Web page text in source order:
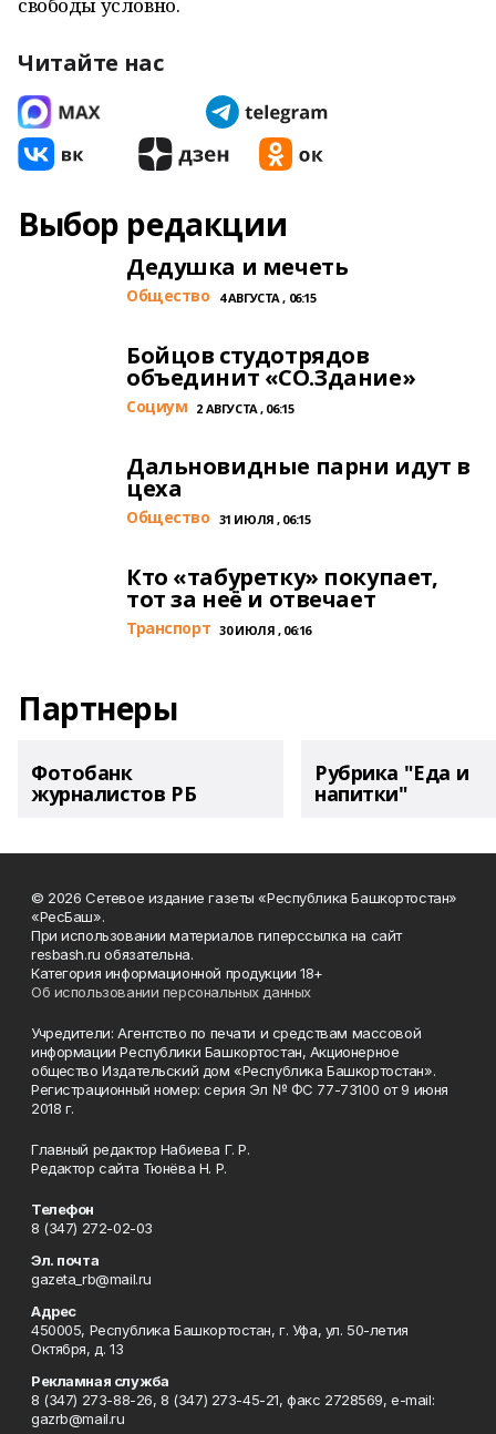
Читайте нас
Выбор редакции
Дедушка и мечеть
Общество 4 АВГУСТА , 06:15
Бойцов студотрядов
объединит «СО.Здание»
Cоциум 2 АВГУСТА , 06:15
Дальновидные парни идут в
цеха
Общество 31 ИЮЛЯ , 06:15
Кто «табуретку» покупает,
тот за неё и отвечает
Транспорт 30 ИЮЛЯ , 06:16
Партнеры
Фотобанк
журналистов РБ
Рубрика "Еда и
напитки"
© 2026 Сетевое издание газеты «Республика Башкортостан»
«РесБаш».
При использовании материалов гиперссылка на сайт
resbash.ru обязательна.
Категория информационной продукции 18+
Об использовании персональных данных
Учредители: Агентство по печати и средствам массовой
информации Республики Башкортостан, Акционерное
общество Издательский дом «Республика Башкортостан».
Регистрационный номер: серия Эл № ФС 77-73100 от 9 июня
2018 г.
Главный редактор Набиева Г. Р.
Редактор сайта Тюнёва Н. Р.
Телефон
8 (347) 272-02-03
Эл. почта
gazeta_rb@mail.ru
Адрес
450005, Республика Башкортостан, г. Уфа, ул. 50-летия
Октября, д. 13
Рекламная служба
8 (347) 273-88-26, 8 (347) 273-45-21, факс 2728569, e-mail:
gazrb@mail.ru